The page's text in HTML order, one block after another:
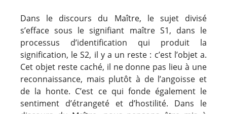
Dans le discours du Maître, le sujet divisé
s’efface sous le signifiant maître S1, dans le
processus d’identification qui produit la
signification, le S2, il y a un reste : c’est l’objet a.
Cet objet reste caché, il ne donne pas lieu à une
reconnaissance, mais plutôt à de l’angoisse et
de la honte. C’est ce qui fonde également le
sentiment d’étrangeté et d’hostilité. Dans le